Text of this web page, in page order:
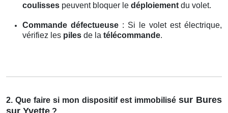
coulisses peuvent bloquer le déploiement du volet.
Commande défectueuse : Si le volet est électrique,
vérifiez les piles de la télécommande.
2. Que faire si mon dispositif est immobilisé sur Bures
sur Yvette ?